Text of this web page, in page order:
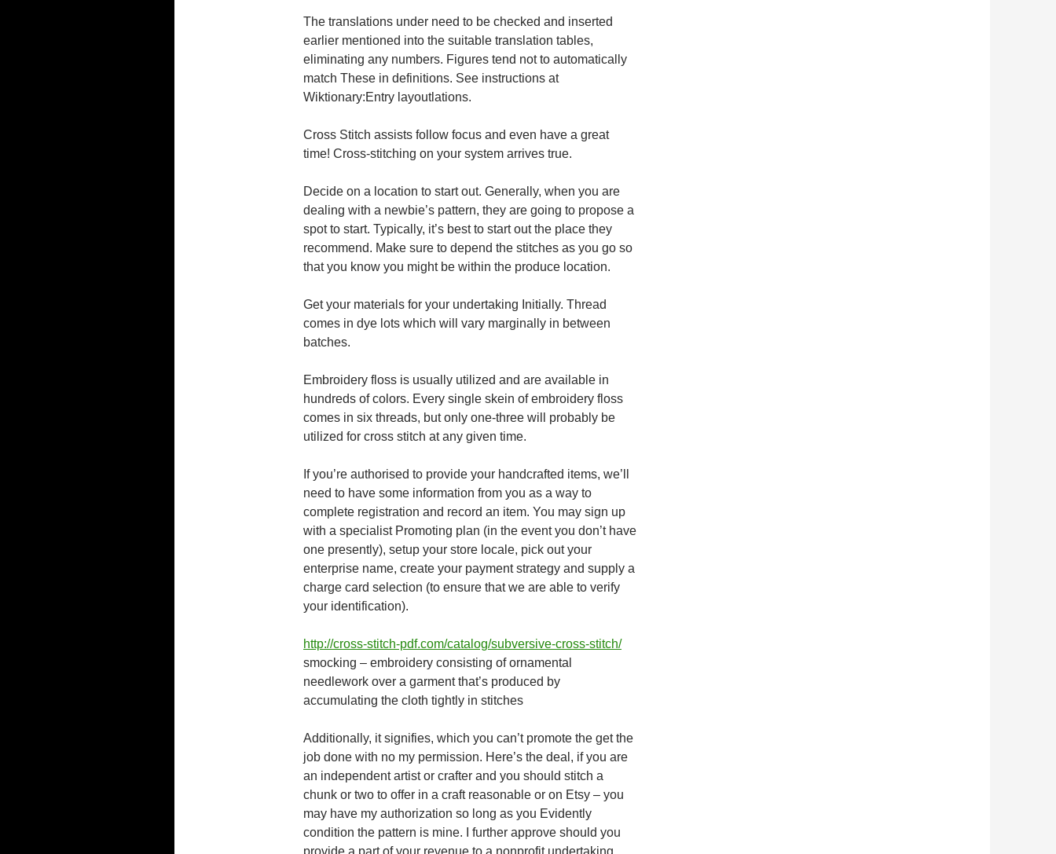
The translations under need to be checked and inserted
earlier mentioned into the suitable translation tables,
eliminating any numbers. Figures tend not to automatically
match These in definitions. See instructions at
Wiktionary:Entry layoutlations.
Cross Stitch assists follow focus and even have a great
time! Cross-stitching on your system arrives true.
Decide on a location to start out. Generally, when you are
dealing with a newbie’s pattern, they are going to propose a
spot to start. Typically, it’s best to start out the place they
recommend. Make sure to depend the stitches as you go so
that you know you might be within the produce location.
Get your materials for your undertaking Initially. Thread
comes in dye lots which will vary marginally in between
batches.
Embroidery floss is usually utilized and are available in
hundreds of colors. Every single skein of embroidery floss
comes in six threads, but only one-three will probably be
utilized for cross stitch at any given time.
If you’re authorised to provide your handcrafted items, we’ll
need to have some information from you as a way to
complete registration and record an item. You may sign up
with a specialist Promoting plan (in the event you don’t have
one presently), setup your store locale, pick out your
enterprise name, create your payment strategy and supply a
charge card selection (to ensure that we are able to verify
your identification).
http://cross-stitch-pdf.com/catalog/subversive-cross-stitch/
smocking – embroidery consisting of ornamental
needlework over a garment that’s produced by
accumulating the cloth tightly in stitches
Additionally, it signifies, which you can’t promote the get the
job done with no my permission. Here’s the deal, if you are
an independent artist or crafter and you should stitch a
chunk or two to offer in a craft reasonable or on Etsy – you
may have my authorization so long as you Evidently
condition the pattern is mine. I further approve should you
provide a part of your revenue to a nonprofit undertaking